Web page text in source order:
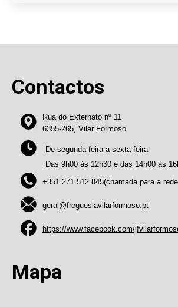
Contactos
Rua do Externato nº 11
6355-265, Vilar Formoso
De segunda-feira a sexta-feira
Das 9h00 às 12h30 e das 14h00 às
+351 271 512 845(chamada para a
geral@freguesiavilarformoso.pt
https://www.facebook.com/
Mapa